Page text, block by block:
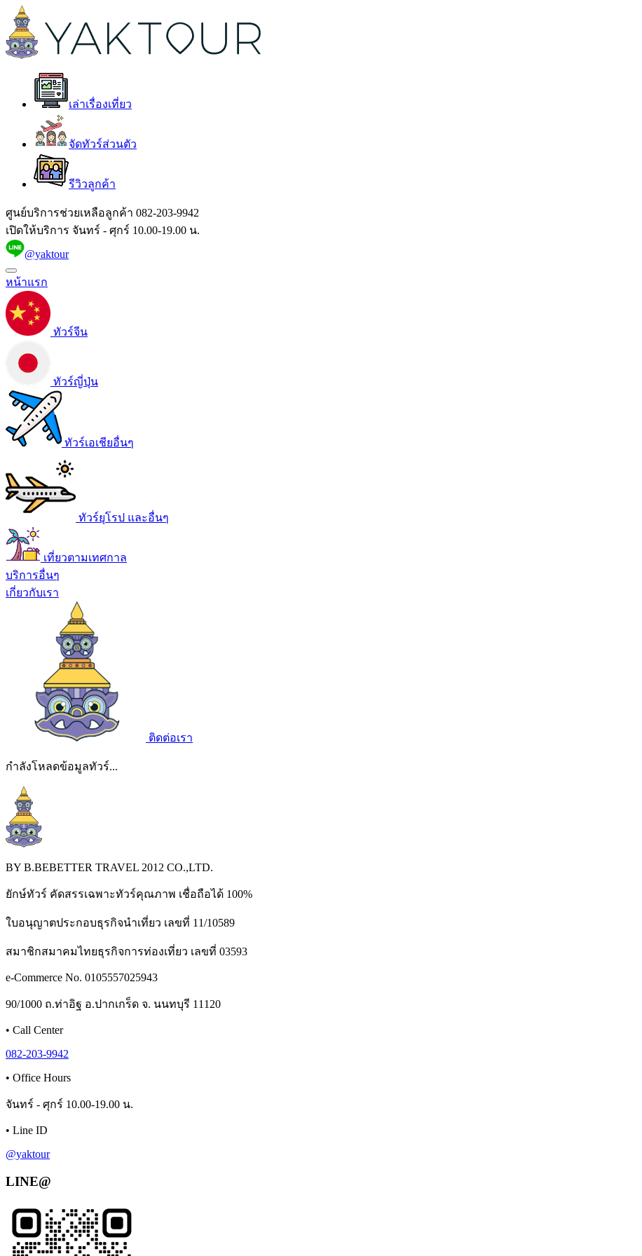
เล่าเรื่องเที่ยว
จัดทัวร์ส่วนตัว
รีวิวลูกค้า
ศูนย์บริการช่วยเหลือลูกค้า 082-203-9942
เปิดให้บริการ จันทร์ - ศุกร์ 10.00-19.00 น.
@yaktour
หน้าแรก
ทัวร์จีน
ทัวร์ญี่ปุ่น
ทัวร์เอเชียอื่นๆ
ทัวร์ยุโรป และอื่นๆ
เที่ยวตามเทศกาล
บริการอื่นๆ
เกี่ยวกับเรา
ติดต่อเรา
กำลังโหลดข้อมูลทัวร์...
BY B.BEBETTER TRAVEL 2012 CO.,LTD.
ยักษ์ทัวร์ คัดสรรเฉพาะทัวร์คุณภาพ เชื่อถือได้ 100%
ใบอนุญาตประกอบธุรกิจนำเที่ยว เลขที่ 11/10589
สมาชิกสมาคมไทยธุรกิจการท่องเที่ยว เลขที่ 03593
e-Commerce No. 0105557025943
90/1000 ถ.ท่าอิฐ อ.ปากเกร็ด จ. นนทบุรี 11120
• Call Center
082-203-9942
• Office Hours
จันทร์ - ศุกร์ 10.00-19.00 น.
• Line ID
@yaktour
LINE@